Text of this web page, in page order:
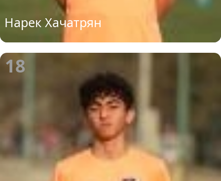
Нарек Хачатрян
18